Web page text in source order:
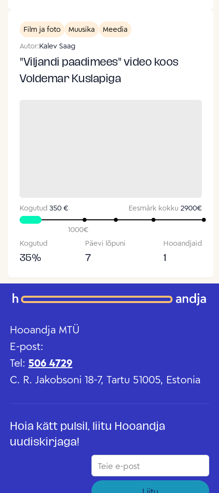
Film ja foto Muusika
Meedia
Autor:Kalev Saag
"Viljandi paadimees" video koos
Voldemar Kuslapiga
Kogutud 350 € Eesmärk kokku 2900€
1000€
Kogutud
35%
Päevi lõpuni
7
Hooandjaid
1
Hooandja MTÜ
E-post:
Tel: 506 4729
C. R. Jakobsoni 18-7, Tartu 51005, Estonia
Hoia kätt pulsil, liitu Hooandja
uudiskirjaga!